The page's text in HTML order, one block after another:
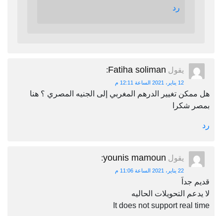
رد
يقول Fatiha soliman
:
12 يناير، 2021 الساعة 12:11 م
هل ممكن تغيير الدرهم المغربي إلى الجنيه المصري ؟ هنا
بمصر شكرا
رد
يقول younis mamoun
:
22 يناير، 2021 الساعة 11:06 م
قديم جداَ
لا يدعم التحويلات الحاليه
It does not support real time